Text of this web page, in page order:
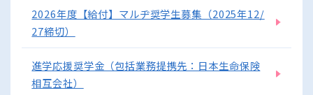
2026年度【給付】マルヂ奨学生募集（2025年12/
27締切）
進学応援奨学金（包括業務提携先：日本生命保険
相互会社）